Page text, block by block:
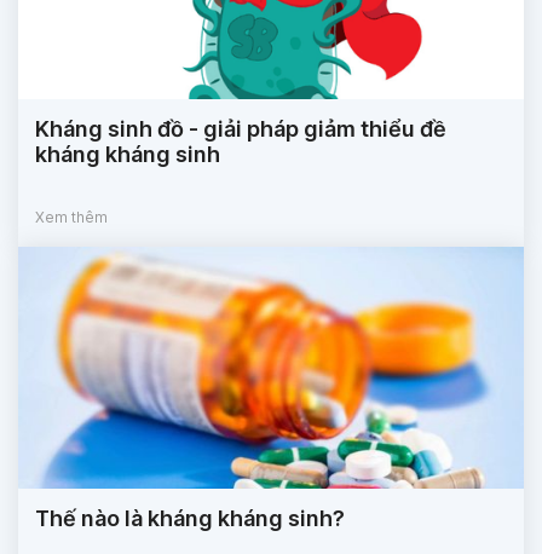
Kháng sinh đồ - giải pháp giảm thiểu đề
kháng kháng sinh
Xem thêm
Thế nào là kháng kháng sinh?